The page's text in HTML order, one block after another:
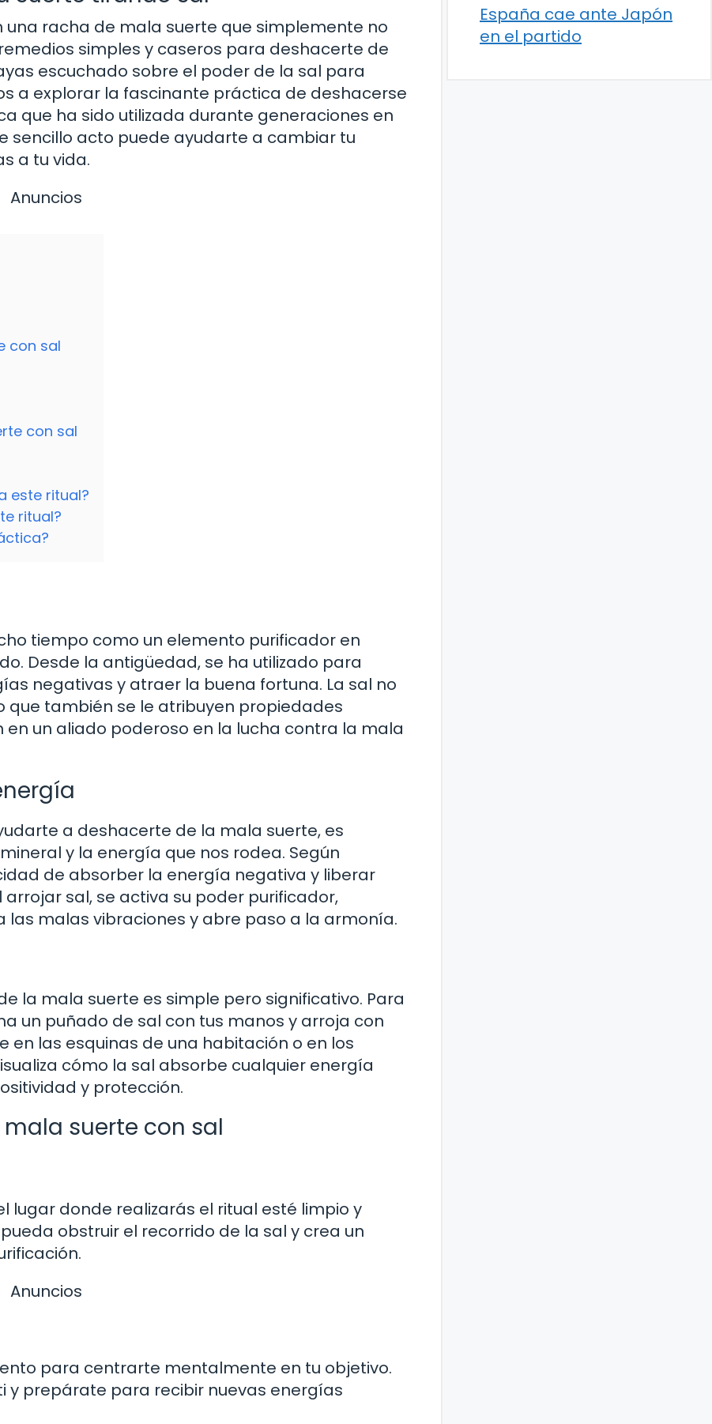
racha de mala suerte que simplemente no
simples y caseros para deshacerte de
escuchado sobre el poder de la sal para
a explorar la fascinante práctica de deshacerse
que ha sido utilizada durante generaciones en
sencillo acto puede ayudarte a cambiar tu
a tu vida.
Anuncios
con sal
con sal
este ritual?
ritual?
tiempo como un elemento purificador en
Desde la antigüedad, se ha utilizado para
negativas y atraer la buena fortuna. La sal no
que también se le atribuyen propiedades
un aliado poderoso en la lucha contra la mala
a deshacerte de la mala suerte, es
y la energía que nos rodea. Según
de absorber la energía negativa y liberar
sal, se activa su poder purificador,
malas vibraciones y abre paso a la armonía.
la mala suerte es simple pero significativo. Para
un puñado de sal con tus manos y arroja con
en las esquinas de una habitación o en los
cómo la sal absorbe cualquier energía
y protección.
suerte con sal
lugar donde realizarás el ritual esté limpio y
obstruir el recorrido de la sal y crea un
Anuncios
para centrarte mentalmente en tu objetivo.
y prepárate para recibir nuevas energías
España cae ante Japón
en el partido